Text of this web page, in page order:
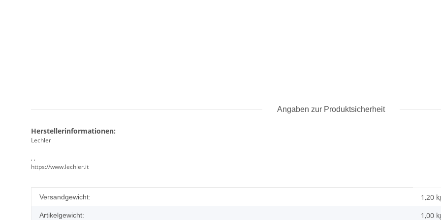
Angaben zur Produktsicherheit
Herstellerinformationen:
Lechler
, ,
https://www.lechler.it
Produkteigenschaft
Wert
Versandgewicht: 1,20
Artikelgewicht: 1,00